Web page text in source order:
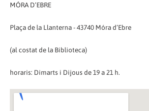
MÓRA D’EBRE
Plaça de la Llanterna - 43740 Móra d’Ebre
(al costat de la Biblioteca)
horaris: Dimarts i Dijous de 19 a 21 h.